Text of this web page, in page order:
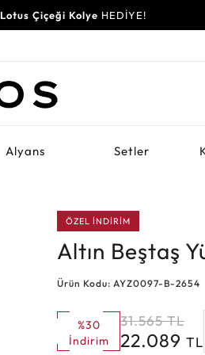
Lotus Çiçeği Kolye HEDİYE!
Alyans Setler
ÖZEL İNDİRİM
Altın Beştaş
Ürün Kodu: AYZ0097-B-2654
%30
İndirim
31.565 TL
22.089TL